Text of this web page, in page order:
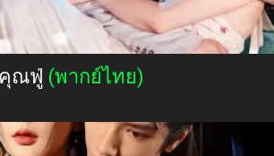
คุณฟู่ (พากย์ไทย)